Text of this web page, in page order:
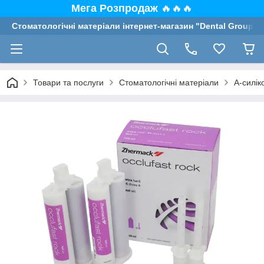
Мега Розпродаж 🔥🔥🔥
Стоматологічні матеріали інтернет-магазин "Dental Group"
Товари та послуги Стоматологічні матеріали А-